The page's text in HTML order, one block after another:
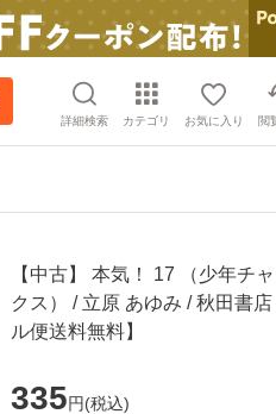
詳細検索 カテゴリ お気に入り 閲
【中古】 本気！ 17 （少年チ
クス） / 立原 あゆみ / 秋田書
ル便送料無料】
335円(税込)